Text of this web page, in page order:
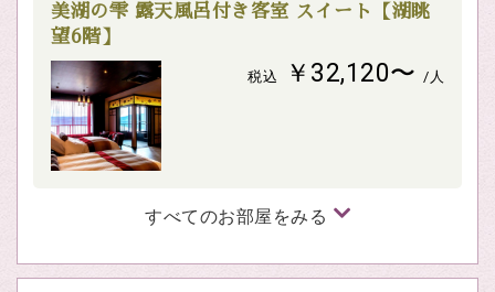
美湖の雫 露天風呂付き客室 スイート【湖眺
望6階】
税込 ￥32,120〜 /人
すべてのお部屋をみる